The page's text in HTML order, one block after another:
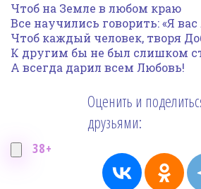
Чтоб на Земле в любом краю
Все научились говорить: «Я
Чтоб каждый человек, творя
К другим бы не был слишком
А всегда дарил всем Любовь!
38+
Оценить и
друзьями: